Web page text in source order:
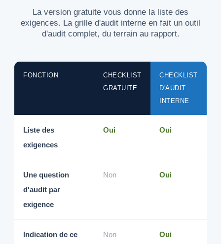
La version gratuite vous donne la liste des
exigences. La grille d'audit interne en fait un outil
d'audit complet, du terrain au rapport.
FONCTION
CHECKLIST
GRATUITE
CHECKLIST
D'AUDIT
INTERNE
Liste des
exigences
Oui Oui
Une question
d'audit par
exigence
Non Oui
Indication de ce
Non Oui